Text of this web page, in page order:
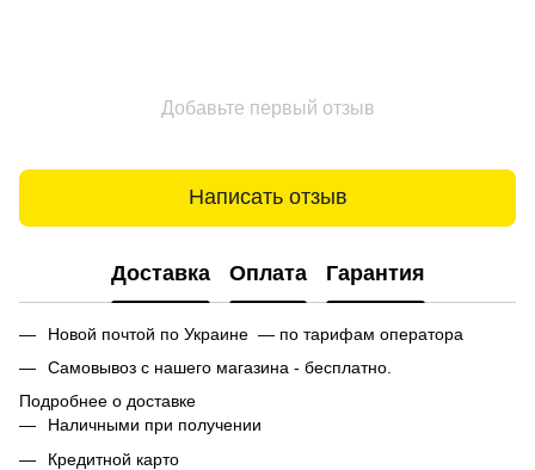
Добавьте первый отзыв
Написать отзыв
Доставка Оплата Гарантия
Новой почтой по Украине — по тарифам оператора
Самовывоз с нашего магазина - бесплатно.
Подробнее о доставке
Наличными при получении
Кредитной карто